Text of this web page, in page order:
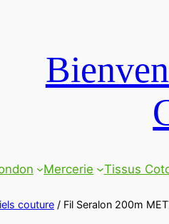
Mercerie Tissus
couture / Fil Seralon 200m